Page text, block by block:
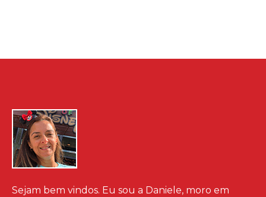
Sejam bem vindos. Eu sou a Daniele, moro em